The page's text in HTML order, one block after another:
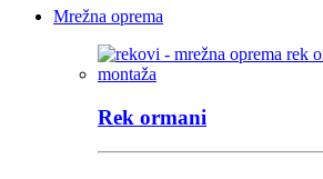
Mrežna oprema
Rek ormani